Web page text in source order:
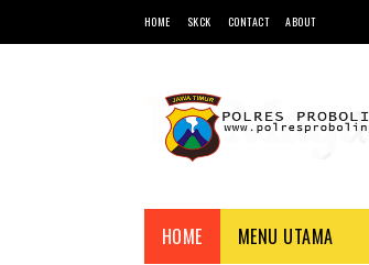
HOME SKCK CONTACT ABOUT
HOME MENU UTAMA